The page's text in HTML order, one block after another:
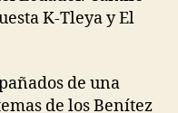
K-Tleyay El
de una
de los Benítez